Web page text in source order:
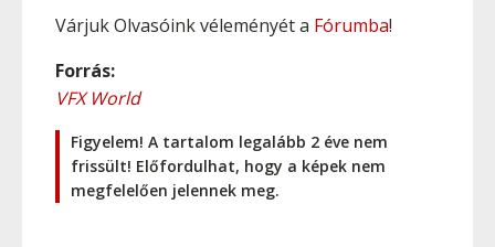
Várjuk Olvasóink véleményét a Fórumba!
Forrás:
VFX World
Figyelem! A tartalom legalább 2 éve nem
frissült! Előfordulhat, hogy a képek nem
megfelelően jelennek meg.